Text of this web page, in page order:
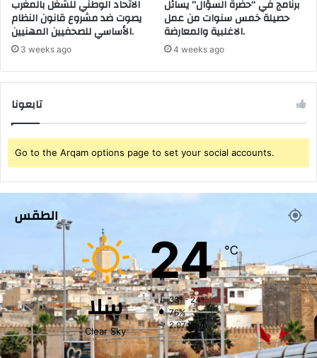
الاتحاد الوطني للشغل بالمغرب
يصوت ضد مشروع قانون النظام
الأساسي للصحفيين المهنيين.
3 weeks ago
برنامج في “حضرة السؤال” يسائل
حصيلة خمس سنوات من عمل
الاغلبية والمعارضة.
4 weeks ago
تابعونا
Go to the Arqam options page to set your social accounts.
الطقس
سلا
Clear Sky
24℃
33º - 24º
76%
2.07 km/h